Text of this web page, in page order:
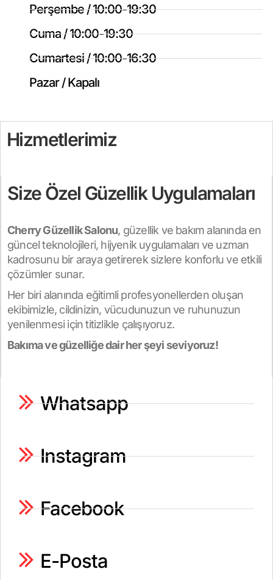
Perşembe / 10:00-19:30
Cuma / 10:00-19:30
Cumartesi / 10:00-16:30
Pazar / Kapalı
Hizmetlerimiz
Size Özel Güzellik Uygulamaları
Cherry Güzellik Salonu, güzellik ve bakım alanında en
güncel teknolojileri, hijyenik uygulamaları ve uzman
kadrosunu bir araya getirerek sizlere konforlu ve etkili
çözümler sunar.
Her biri alanında eğitimli profesyonellerden oluşan
ekibimizle, cildinizin, vücudunuzun ve ruhunuzun
yenilenmesi için titizlikle çalışıyoruz.
Bakıma ve güzelliğe dair her şeyi seviyoruz!
Whatsapp
Instagram
Facebook
E-Posta